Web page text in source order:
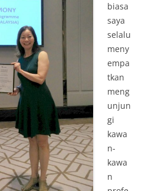
biasa
saya
selalu
meny
empa
tkan
meng
unjun
gi
kawa
n-
kawa
n